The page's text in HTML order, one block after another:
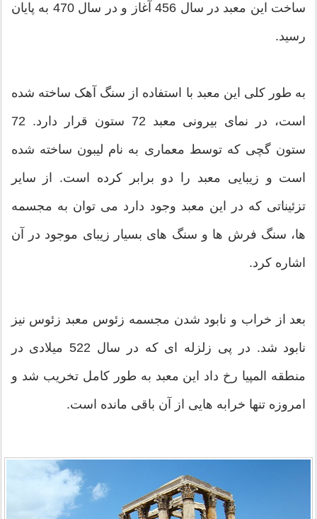
ساخت این معبد در سال 456 آغاز و در سال 470 به پایان
رسید.
به طور کلی این معبد با استفاده از سنگ آهک ساخته شده
است، در نمای بیرونی معبد 72 ستون قرار دارد. 72
ستون گچی که توسط معماری به نام لیبون ساخته شده
است و زیبایی معبد را دو برابر کرده است. از سایر
تزئیناتی که در این معبد وجود دارد می توان به مجسمه
ها، سنگ فرش ها و سنگ های بسیار زیبای موجود در آن
اشاره کرد.
بعد از خراب و نابود شدن مجسمه زئوس معبد زئوس نیز
نابود شد. در پی زلزله ای که در سال 522 میلادی در
منطقه المپیا رخ داد این معبد به طور کامل تخریب شد و
امروزه تنها خرابه هایی از آن باقی مانده است.